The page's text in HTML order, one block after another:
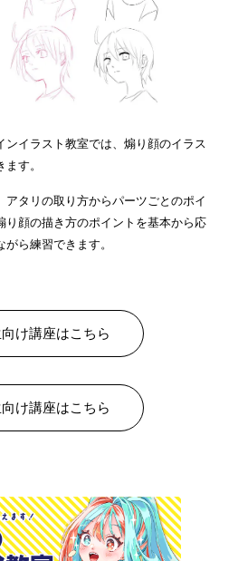
ンイラスト教室では、煽り顔のイラス
す。
タリの取り方からパーツごとのポイ
り顔の描き方のポイントを基本から応
ら練習できます。
け講座はこちら
け講座はこちら